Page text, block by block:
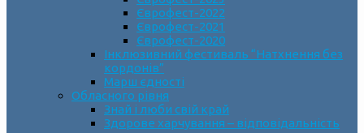
Єврофест-2022
Єврофест-2021
Єврофест-2020
Інклюзивний фестиваль “Натхнення без
кордонів”
Марш єдності
Обласного рівня
Знай і люби свій край
Здорове харчування – відповідальність